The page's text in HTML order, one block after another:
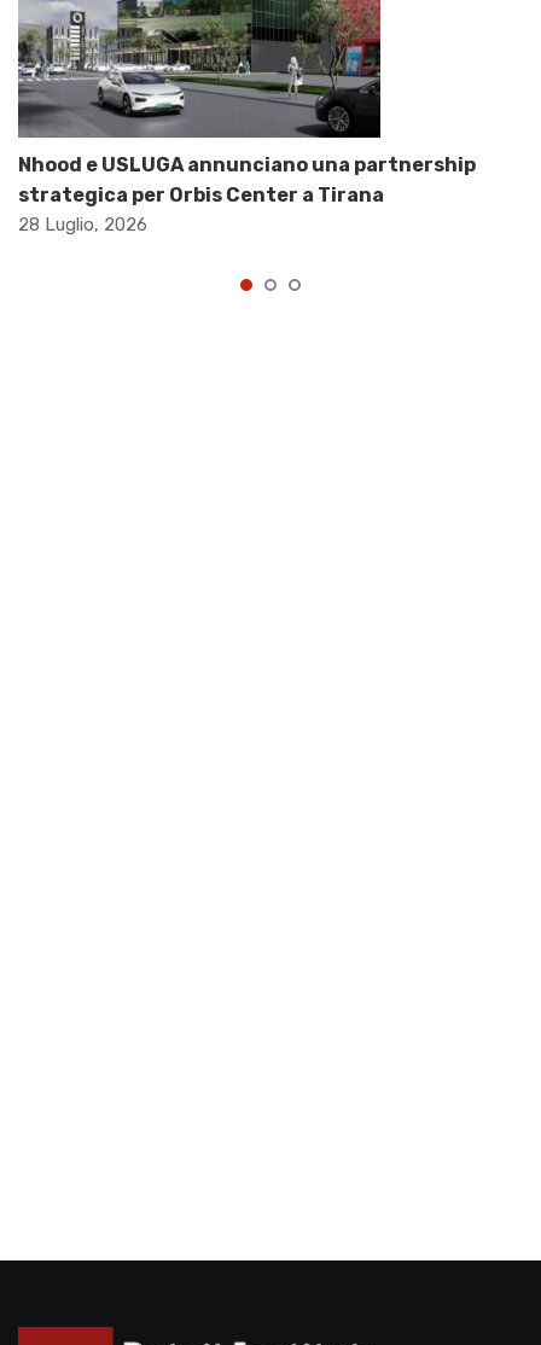
Nhood e USLUGA annunciano una partnership
strategica per Orbis Center a Tirana
28 Luglio, 2026